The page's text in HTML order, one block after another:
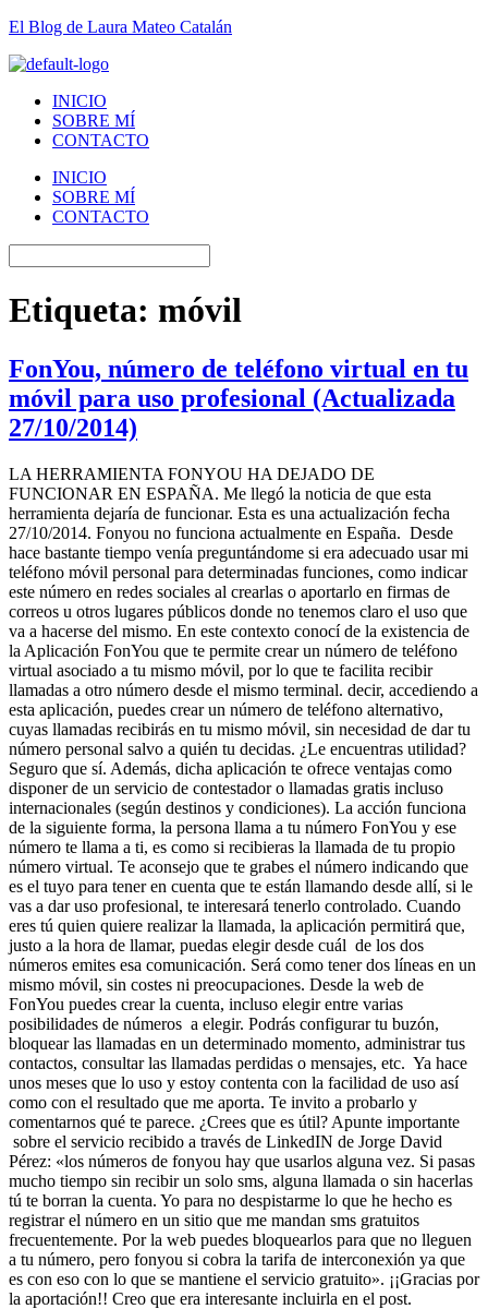
El Blog de Laura Mateo Catalán
INICIO
SOBRE MÍ
CONTACTO
INICIO
SOBRE MÍ
CONTACTO
Etiqueta: móvil
FonYou, número de teléfono virtual en tu
móvil para uso profesional (Actualizada
27/10/2014)
LA HERRAMIENTA FONYOU HA DEJADO DE
FUNCIONAR EN ESPAÑA. Me llegó la noticia de que esta
herramienta dejaría de funcionar. Esta es una actualización fecha
27/10/2014. Fonyou no funciona actualmente en España. Desde
hace bastante tiempo venía preguntándome si era adecuado usar mi
teléfono móvil personal para determinadas funciones, como indicar
este número en redes sociales al crearlas o aportarlo en firmas de
correos u otros lugares públicos donde no tenemos claro el uso que
va a hacerse del mismo. En este contexto conocí de la existencia de
la Aplicación FonYou que te permite crear un número de teléfono
virtual asociado a tu mismo móvil, por lo que te facilita recibir
llamadas a otro número desde el mismo terminal. decir, accediendo a
esta aplicación, puedes crear un número de teléfono alternativo,
cuyas llamadas recibirás en tu mismo móvil, sin necesidad de dar tu
número personal salvo a quién tu decidas. ¿Le encuentras utilidad?
Seguro que sí. Además, dicha aplicación te ofrece ventajas como
disponer de un servicio de contestador o llamadas gratis incluso
internacionales (según destinos y condiciones). La acción funciona
de la siguiente forma, la persona llama a tu número FonYou y ese
número te llama a ti, es como si recibieras la llamada de tu propio
número virtual. Te aconsejo que te grabes el número indicando que
es el tuyo para tener en cuenta que te están llamando desde allí, si le
vas a dar uso profesional, te interesará tenerlo controlado. Cuando
eres tú quien quiere realizar la llamada, la aplicación permitirá que,
justo a la hora de llamar, puedas elegir desde cuál de los dos
números emites esa comunicación. Será como tener dos líneas en un
mismo móvil, sin costes ni preocupaciones. Desde la web de
FonYou puedes crear la cuenta, incluso elegir entre varias
posibilidades de números a elegir. Podrás configurar tu buzón,
bloquear las llamadas en un determinado momento, administrar tus
contactos, consultar las llamadas perdidas o mensajes, etc. Ya hace
unos meses que lo uso y estoy contenta con la facilidad de uso así
como con el resultado que me aporta. Te invito a probarlo y
comentarnos qué te parece. ¿Crees que es útil? Apunte importante
sobre el servicio recibido a través de LinkedIN de Jorge David
Pérez: «los números de fonyou hay que usarlos alguna vez. Si pasas
mucho tiempo sin recibir un solo sms, alguna llamada o sin hacerlas
tú te borran la cuenta. Yo para no despistarme lo que he hecho es
registrar el número en un sitio que me mandan sms gratuitos
frecuentemente. Por la web puedes bloquearlos para que no lleguen
a tu número, pero fonyou si cobra la tarifa de interconexión ya que
es con eso con lo que se mantiene el servicio gratuito». ¡¡Gracias por
la aportación!! Creo que era interesante incluirla en el post.